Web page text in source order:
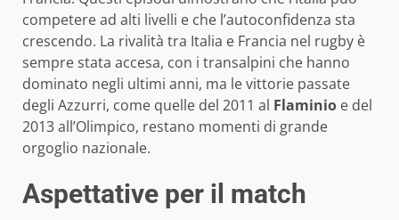
competere ad alti livelli e che l’autoconfidenza sta
crescendo. La rivalità tra Italia e Francia nel rugby è
sempre stata accesa, con i transalpini che hanno
dominato negli ultimi anni, ma le vittorie passate
degli Azzurri, come quelle del 2011 al Flaminio e del
2013 all’Olimpico, restano momenti di grande
orgoglio nazionale.
Aspettative per il match